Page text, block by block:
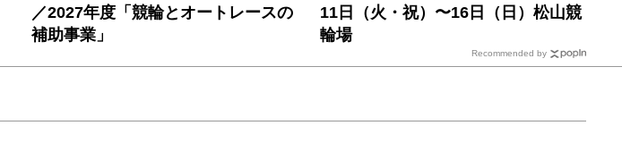
／2027年度「競輪とオートレースの
補助事業」
11日（火・祝）〜16日（日）松山競
輪場
Recommended by